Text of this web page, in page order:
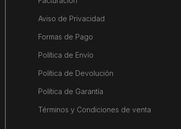
Aviso de Privacidad
Formas de Pago
Política de Envío
Política de Devolución
Política de Garantía
Términos y Condiciones de venta